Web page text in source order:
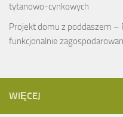
tytanowo-cynkowych
Projekt domu z poddaszem –
funkcjonalnie
WIĘCEJ